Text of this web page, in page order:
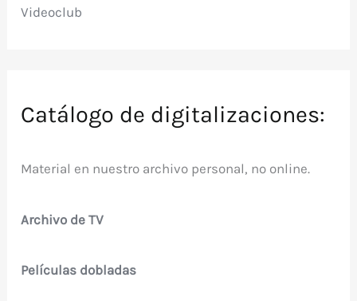
Videoclub
Catálogo de digitalizaciones:
Material en nuestro archivo personal, no online.
Archivo de TV
Películas dobladas